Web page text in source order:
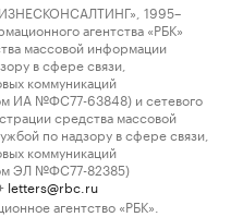
1995–
агентства «РБК»
массовой информации
в сфере связи,
коммуникаций
ИА №ФС77-63848) и сетевого
средства массовой
по надзору в сфере связи,
коммуникаций
ЭЛ №ФС77-82385)
letters@rbc.ru
агентство «РБК».